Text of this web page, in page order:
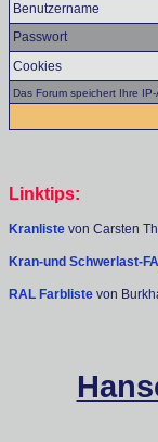
Benutzername
Passwort
Cookies
Das Forum speichert Ihre
Linktips:
Kranliste von Carsten
Kran-und Schwerlast-
RAL Farbliste von